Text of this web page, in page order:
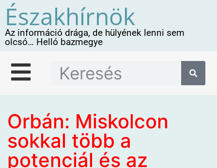
Északhírnök
Az információ drága, de hülyének lenni sem
olcsó… Helló bazmegye
Orbán: Miskolcon
sokkal több a
potenciál és az